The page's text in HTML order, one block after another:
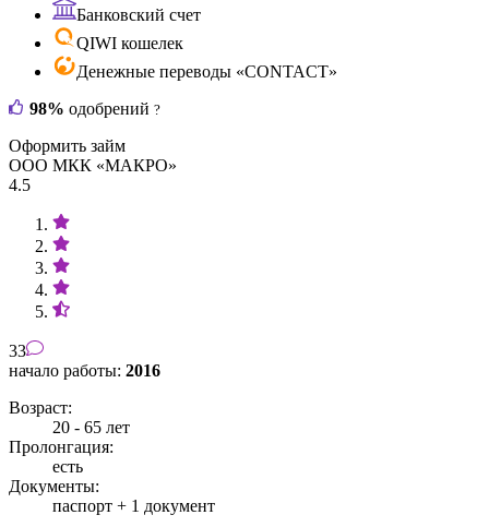
Банковский счет
QIWI кошелек
Денежные переводы «CONTACT»
98% одобрений ?
Оформить займ
ООО МКК «МАКРО»
4.5
33
начало работы: 2016
Возраст:
20 - 65 лет
Пролонгация:
есть
Документы:
паспорт + 1 документ